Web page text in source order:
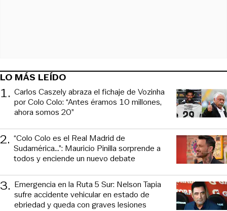
LO MÁS LEÍDO
1. Carlos Caszely abraza el fichaje de Vozinha
por Colo Colo: “Antes éramos 10 millones,
ahora somos 20”
2. “Colo Colo es el Real Madrid de
Sudamérica…”: Mauricio Pinilla sorprende a
todos y enciende un nuevo debate
3. Emergencia en la Ruta 5 Sur: Nelson Tapia
sufre accidente vehicular en estado de
ebriedad y queda con graves lesiones